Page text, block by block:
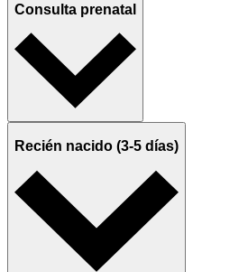
Consulta prenatal
Recién nacido (3-5 días)